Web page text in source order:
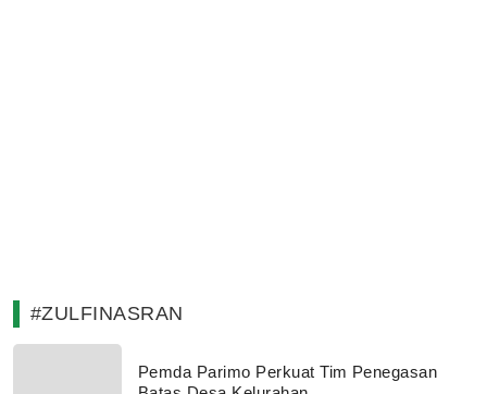
#ZULFINASRAN
Pemda Parimo Perkuat Tim Penegasan